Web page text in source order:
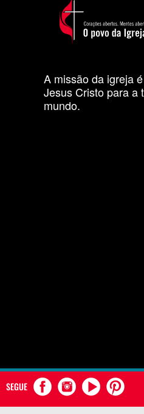
A missão da igreja
Jesus Cristo para a
mundo.
SEGUE